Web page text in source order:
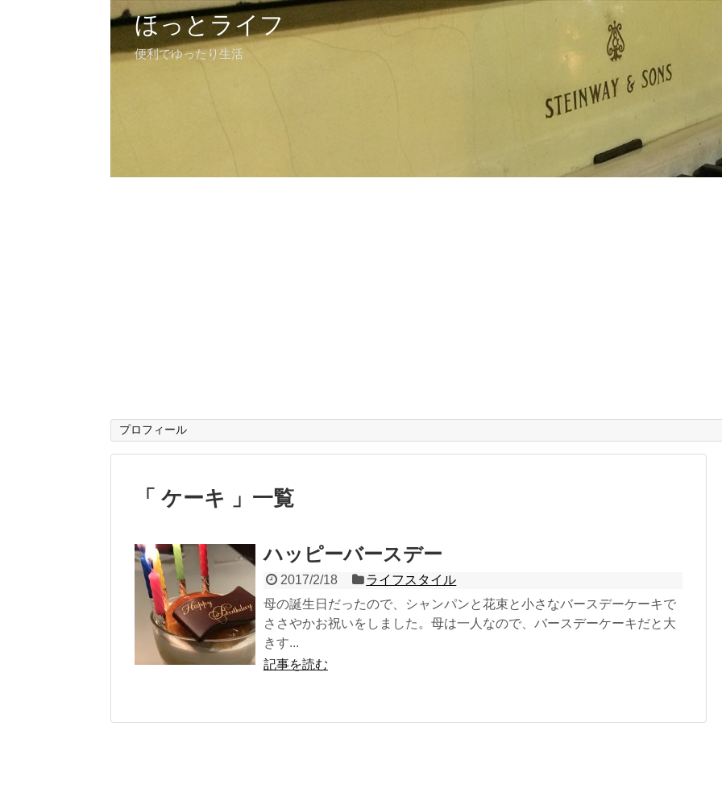
ほっとライフ
便利でゆったり生活
プロフィール
「 ケーキ 」一覧
ハッピーバースデー
2017/2/18
ライフスタイル
母の誕生日だったので、シャンパンと花束と小さなバースデーケーキで
ささやかお祝いをしました。母は一人なので、バースデーケーキだと大
きす...
記事を読む